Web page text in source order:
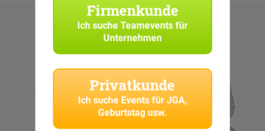
Firmenkunde
Ich sucheTeamevents für
Unternehmen
Privatkunde
Ich suche Events für JGA,
Geburtstag usw.